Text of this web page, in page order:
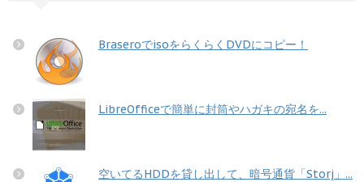
BraseroでisoをらくらくDVDにコピー！
LibreOfficeで簡単に封筒やハガキの宛名を...
空いてるHDDを貸し出して、暗号通貨「Storj」...